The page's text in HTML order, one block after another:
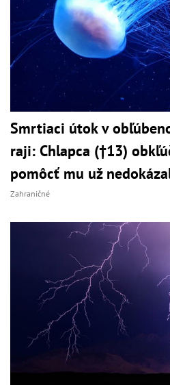
Smrtiaci útok v
raji: Chlapca (†13)
pomôcť mu už
Zahraničné